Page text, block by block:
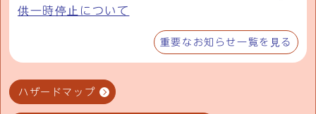
供一時停止について
重要なお知らせ一覧を見る
ハザードマップ